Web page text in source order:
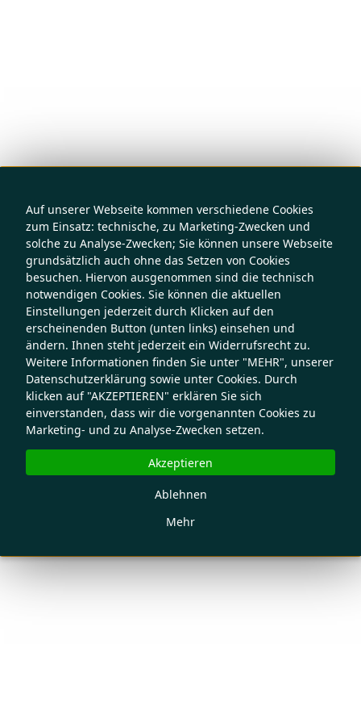
Auf unserer Webseite kommen verschiedene Cookies
zum Einsatz: technische, zu Marketing-Zwecken und
solche zu Analyse-Zwecken; Sie können unsere Webseite
grundsätzlich auch ohne das Setzen von Cookies
besuchen. Hiervon ausgenommen sind die technisch
notwendigen Cookies. Sie können die aktuellen
Einstellungen jederzeit durch Klicken auf den
erscheinenden Button (unten links) einsehen und
ändern. Ihnen steht jederzeit ein Widerrufsrecht zu.
Weitere Informationen finden Sie unter "MEHR", unserer
Datenschutzerklärung sowie unter Cookies. Durch
klicken auf "AKZEPTIEREN" erklären Sie sich
einverstanden, dass wir die vorgenannten Cookies zu
Marketing- und zu Analyse-Zwecken setzen.
Mehr
Ablehnen
Akzeptieren